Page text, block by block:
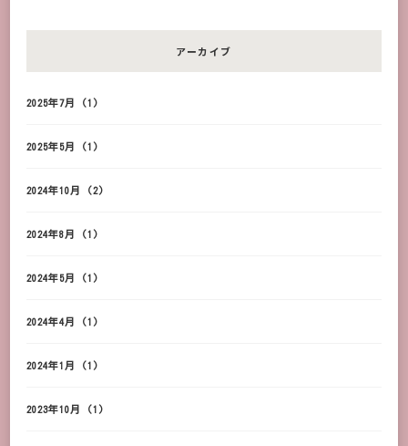
アーカイブ
2025年7月 (1)
2025年5月 (1)
2024年10月 (2)
2024年8月 (1)
2024年5月 (1)
2024年4月 (1)
2024年1月 (1)
2023年10月 (1)